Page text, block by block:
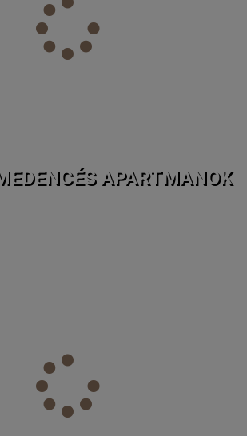
APARTMANOK